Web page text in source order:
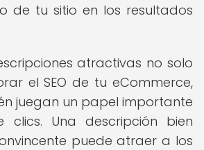
de tu sitio en los resultados
atractivas no solo
el SEO de tu eCommerce,
juegan un papel importante
Una descripción bien
puede atraer a los